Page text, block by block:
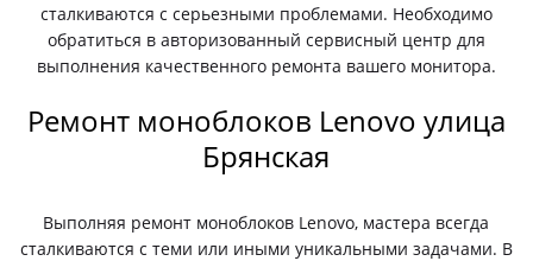
сталкиваются с серьезными проблемами. Необходимо
обратиться в авторизованный сервисный центр для
выполнения качественного ремонта вашего монитора.
Ремонт моноблоков Lenovo улица
Брянская
Выполняя ремонт моноблоков Lenovo, мастера всегда
сталкиваются с теми или иными уникальными задачами. В